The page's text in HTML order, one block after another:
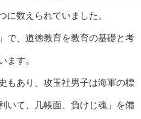
に数えられていました。
で、道徳教育を教育の基礎と考
ます。
もあり、攻玉社男子は海軍の標
いて、几帳面、負けじ魂」を備